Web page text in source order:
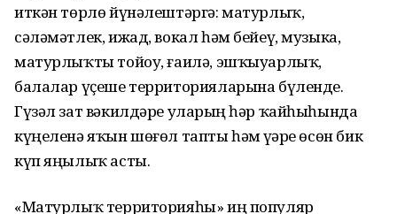
иткән төрлө йүнәлештәргә: матурлыҡ,
сәләмәтлек, ижад, вокал һәм бейеү, музыка,
матурлыҡты тойоу, ғаилә, эшҡыуарлыҡ,
балалар үҫеше территорияларына бүленде.
Гүзәл зат вәкилдәре уларҙың һәр ҡайһыһында
күңеленә яҡын шөғөл тапты һәм үҙҙәре өсөн бик
күп яңылыҡ асты.
«Матурлыҡ территорияһы» иң популяр